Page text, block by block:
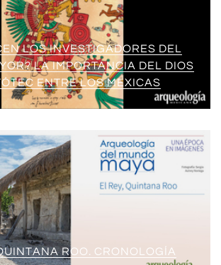
LOS INVESTIGADORES DEL
LA IMPORTANCIA DEL DIOS
ENTRE LOS MEXICAS
ROO. CRONOLOGÍA